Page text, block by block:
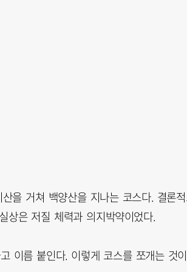
을 거쳐 백양산을 지나는 코스다. 결론
상은 저질 체력과 의지박약이었다.
이름 붙인다. 이렇게 코스를 쪼개는 것이